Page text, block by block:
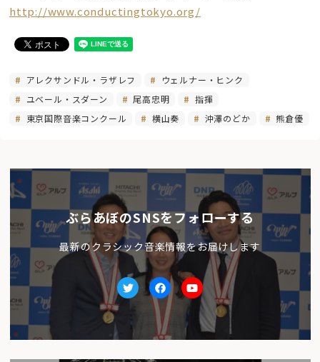
http://www.conductingtokyo.org/
アレクサンドル・ラザレフ
ウェルナー・ヒンク
ユベール・スダーン
尾高忠明
指揮
東京国際音楽コンクール
横山奏 沖澤のどか 熊倉優
ぶらあぼのSNSをフォローする
最新のクラシック音楽情報をお届けします
TwitterfacebookYoutube